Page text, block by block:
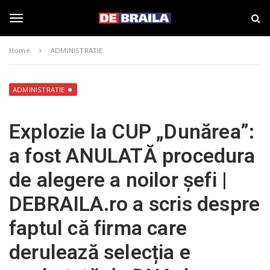
g
l
e
n
i
a
a
–
d
e
b
r
a
i
l
a
.
r
Home ADMINISTRATIE
ADMINISTRATIE
Explozie la CUP „Dunărea”:
a fost ANULATĂ procedura
de alegere a noilor șefi |
DEBRAILA.ro a scris despre
faptul că firma care
derulează selecția e